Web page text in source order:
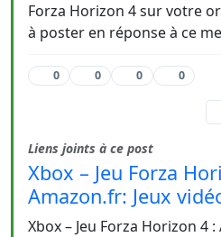
Forza Horizon 4 sur votre
à poster en réponse à ce
0 0 0 0
Liens joints à ce post
Xbox – Jeu Forza
Amazon.fr: Jeux
Xbox – Jeu Forza Horizon 4